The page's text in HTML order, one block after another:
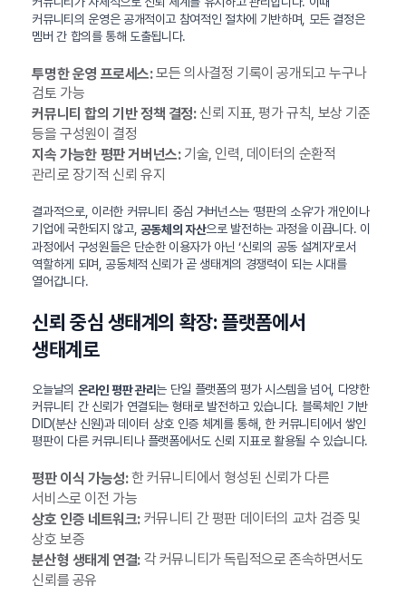
커뮤니티의 운영은 공개적이고 참여적인 절차에 기반하며, 모든 결정은
멤버 간 합의를 통해 도출됩니다.
투명한 운영 프로세스:모든 의사결정 기록이 공개되고 누구나
검토 가능
커뮤니티 합의 기반 정책 결정:신뢰 지표, 평가 규칙, 보상 기준
등을 구성원이 결정
지속 가능한 평판 거버넌스:기술, 인력, 데이터의 순환적
관리로 장기적 신뢰 유지
결과적으로, 이러한 커뮤니티 중심 거버넌스는 ‘평판의 소유’가 개인이나
기업에 국한되지 않고, 공동체의 자산으로 발전하는 과정을 이끕니다. 이
과정에서 구성원들은 단순한 이용자가 아닌 ‘신뢰의 공동 설계자’로서
역할하게 되며, 공동체적 신뢰가 곧 생태계의 경쟁력이 되는 시대를
열어갑니다.
신뢰 중심 생태계의 확장: 플랫폼에서
생태계로
오늘날의 온라인 평판 관리는 단일 플랫폼의 평가 시스템을 넘어, 다양한
커뮤니티 간 신뢰가 연결되는 형태로 발전하고 있습니다. 블록체인 기반
DID(분산 신원)과 데이터 상호 인증 체계를 통해, 한 커뮤니티에서 쌓인
평판이 다른 커뮤니티나 플랫폼에서도 신뢰 지표로 활용될 수 있습니다.
평판 이식 가능성:한 커뮤니티에서 형성된 신뢰가 다른
서비스로 이전 가능
상호 인증 네트워크:커뮤니티 간 평판 데이터의 교차 검증 및
상호 보증
분산형 생태계 연결:각 커뮤니티가 독립적으로 존속하면서도
신뢰를 공유